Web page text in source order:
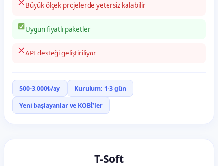
Büyük ölçek projelerde yetersiz kalabilir
Uygun fiyatlı paketler
API desteği geliştiriliyor
500-3.000₺/ay Kurulum: 1-3 gün
Yeni başlayanlar ve KOBİ’ler
T-Soft